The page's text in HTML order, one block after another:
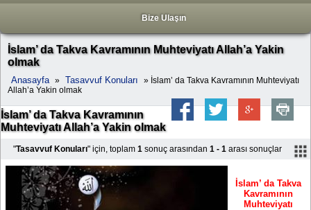
Bize Ulaşın
İslam’ da Takva Kavramının Muhteviyatı Allah’a Yakin
olmak
Anasayfa » Tasavvuf Konuları
» İslam’ da Takva Kavramının Muhteviyatı
Allah’a Yakin olmak
İslam’ da Takva Kavramının
Muhteviyatı Allah’a Yakin olmak
"Tasavvuf Konuları" için, toplam 1 sonuç arasından 1 - 1 arası sonuçlar
İslam’ da Takva
Kavramının
Muhteviyatı